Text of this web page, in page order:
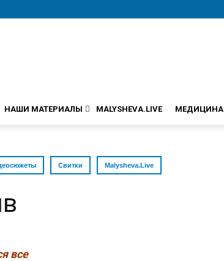
НАШИ МАТЕРИАЛЫ MALYSHEVA.LIVE МЕДИЦИНА
Свитки Malysheva.Live
все